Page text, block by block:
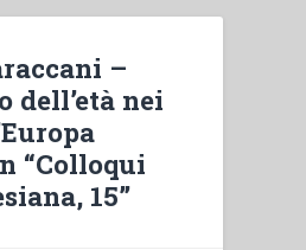
–
dell’età nei
“Colloqui
15”